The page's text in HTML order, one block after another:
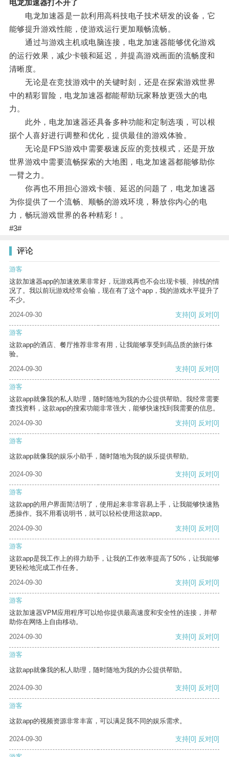
电龙加速器打不开了
电龙加速器是一款利用高科技电子技术研发的设备，它
能够提升游戏性能，使游戏运行更加顺畅流畅。
通过与游戏主机或电脑连接，电龙加速器能够优化游戏
的运行效果，减少卡顿和延迟，并提高游戏画面的流畅度和
清晰度。
无论是在竞技游戏中的关键时刻，还是在探索游戏世界
中的精彩冒险，电龙加速器都能帮助玩家释放更强大的电
力。
此外，电龙加速器还具备多种功能和定制选项，可以根
据个人喜好进行调整和优化，提供最佳的游戏体验。
无论是FPS游戏中需要极速反应的竞技模式，还是开放
世界游戏中需要流畅探索的大地图，电龙加速器都能够助你
一臂之力。
你再也不用担心游戏卡顿、延迟的问题了，电龙加速器
为你提供了一个流畅、顺畅的游戏环境，释放你内心的电
力，畅玩游戏世界的各种精彩！。
#3#
评论
游客
这款加速器app的加速效果非常好，玩游戏再也不会出现卡顿、掉线的情
况了。我以前玩游戏经常会输，现在有了这个app，我的游戏水平提升了
不少。
2024-09-30
支持[0] 反对[0]
游客
这款app的酒店、餐厅推荐非常有用，让我能够享受到高品质的旅行体
验。
2024-09-30
支持[0] 反对[0]
游客
这款app就像我的私人助理，随时随地为我的办公提供帮助。我经常需要
查找资料，这款app的搜索功能非常强大，能够快速找到我需要的信息。
2024-09-30
支持[0] 反对[0]
游客
这款app就像我的娱乐小助手，随时随地为我的娱乐提供帮助。
2024-09-30 支持[0] 反对[0]
游客
这款app的用户界面简洁明了，使用起来非常容易上手，让我能够快速熟
悉操作。我不用看说明书，就可以轻松使用这款app。
2024-09-30
支持[0] 反对[0]
游客
这款app是我工作上的得力助手，让我的工作效率提高了50%，让我能够
更轻松地完成工作任务。
2024-09-30
支持[0] 反对[0]
游客
这款加速器VPM应用程序可以给你提供最高速度和安全性的连接，并帮
助你在网络上自由移动。
2024-09-30
支持[0] 反对[0]
游客
这款app就像我的私人助理，随时随地为我的办公提供帮助。
2024-09-30 支持[0] 反对[0]
游客
这款app的视频资源非常丰富，可以满足我不同的娱乐需求。
2024-09-30 支持[0] 反对[0]